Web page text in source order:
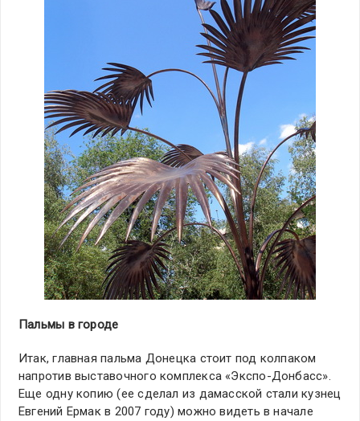
Пальмы в городе
Итак, главная пальма Донецка стоит под колпаком
напротив выставочного комплекса «Экспо-Донбасс».
Еще одну копию (ее сделал из дамасской стали кузнец
Евгений Ермак в 2007 году) можно видеть в начале